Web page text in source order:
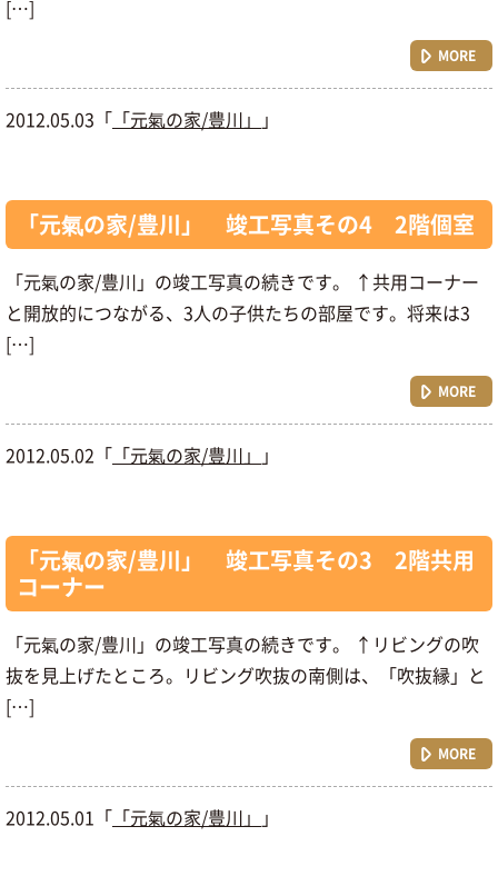
[…]
MORE
2012.05.03「 「元氣の家/豊川」 」
「元氣の家/豊川」 竣工写真その4 2階個室
「元氣の家/豊川」の竣工写真の続きです。 ↑共用コーナー
と開放的につながる、3人の子供たちの部屋です。将来は3
[…]
MORE
2012.05.02「 「元氣の家/豊川」 」
「元氣の家/豊川」 竣工写真その3 2階共用
コーナー
「元氣の家/豊川」の竣工写真の続きです。 ↑リビングの吹
抜を見上げたところ。リビング吹抜の南側は、「吹抜縁」と
[…]
MORE
2012.05.01「 「元氣の家/豊川」 」